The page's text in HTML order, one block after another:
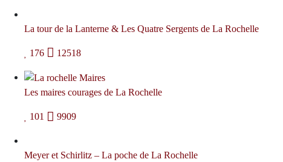
La tour de la Lanterne & Les Quatre Sergents de La Rochelle
176 12518
Les maires courages de La Rochelle
101 9909
Meyer et Schirlitz – La poche de La Rochelle